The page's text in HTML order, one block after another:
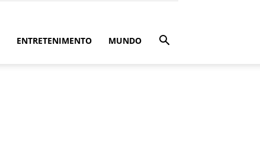
ENTRETENIMENTO MUNDO